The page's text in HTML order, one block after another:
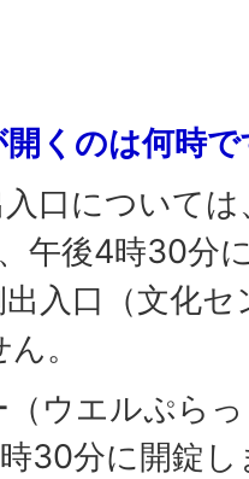
くのは何時
口について
午後4時30分
入口（文化
。
ウエルぷら
30分に開錠